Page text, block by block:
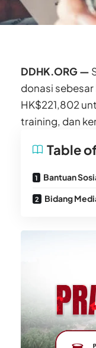
DDHK.ORG —
donasi sebesar
HK$221,802
training, dan
Table
Bantuan
Bidang